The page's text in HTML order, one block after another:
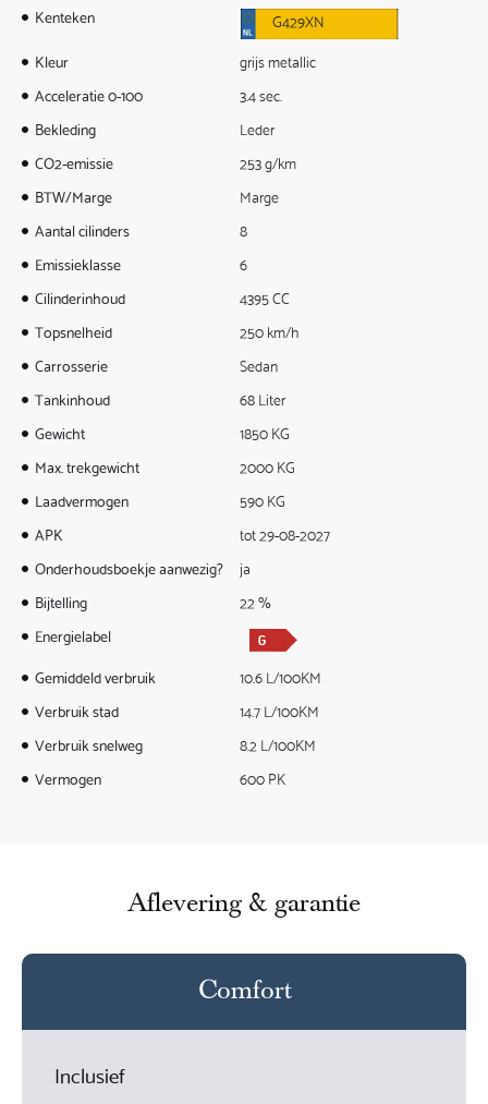
Kenteken
G429XN
Kleur
grijs metallic
Acceleratie 0-100
3.4 sec.
Bekleding
Leder
CO2-emissie
253 g/km
BTW/Marge
Marge
Aantal cilinders
8
Emissieklasse
6
Cilinderinhoud
4395 CC
Topsnelheid
250 km/h
Carrosserie
Sedan
Tankinhoud
68 Liter
Gewicht
1850 KG
Max. trekgewicht
2000 KG
Laadvermogen
590 KG
APK
tot 29-08-2027
Onderhoudsboekje aanwezig?
ja
Bijtelling
22 %
Energielabel
Gemiddeld verbruik
10.6 L/100KM
Verbruik stad
14.7 L/100KM
Verbruik snelweg
8.2 L/100KM
Vermogen
600 PK
Aflevering & garantie
Comfort
Inclusief